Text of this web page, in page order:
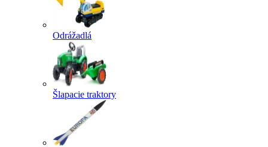
Odrážadlá
Šlapacie traktory